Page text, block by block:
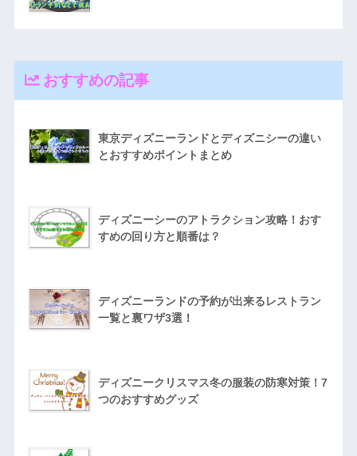
おすすめの記事
東京ディズニーランドとディズニシーの違い
とおすすめポイントまとめ
ディズニーシーのアトラクション攻略！おす
すめの回り方と順番は？
ディズニーランドの予約が出来るレストラン
一覧と裏ワザ3選！
ディズニークリスマス冬の服装の防寒対策！7
つのおすすめグッズ